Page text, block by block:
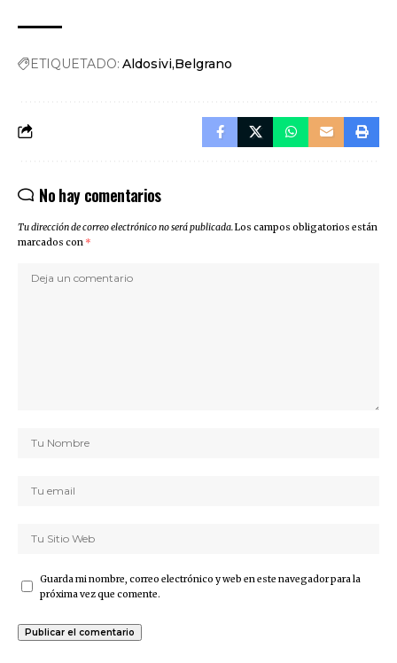
ETIQUETADO: Aldosivi Belgrano
No hay comentarios
Tu dirección de correo electrónico no será publicada.Los campos obligatorios están
marcados con *
Guarda mi nombre, correo electrónico y web en este navegador para la
próxima vez que comente.